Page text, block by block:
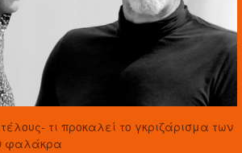
τι προκαλεί το γκριζάρισμα των
φαλάκρα